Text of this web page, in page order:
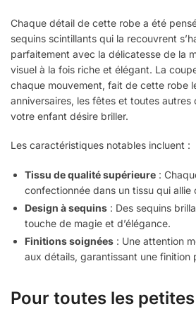
Chaque détail de cette robe a été
sequins scintillants qui la recouvrent
parfaitement avec la délicatesse de la
visuel à la fois riche et élégant. La
chaque mouvement, fait de cette robe
anniversaires, les fêtes et toutes autres
votre enfant désire briller.
Les caractéristiques notables incluent :
Tissu de qualité supérieure :
confectionnée dans un tissu qui
Design à sequins : Des sequins
touche de magie et d’élégance.
Finitions soignées : Une attention
aux détails, garantissant une finition
Pour toutes les